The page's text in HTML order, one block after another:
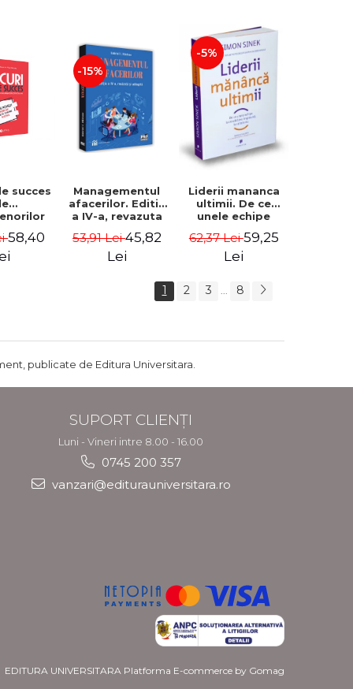
succes
sa-ti
58,40
-15%
Managementul
afacerilor. Editia
a IV-a, revazuta
Gabriel I. Nastase
53,91 Lei45,82
Lei
-5%
Liderii mananca
ultimii. De ce
unele echipe
impreuna, iar
altele nu. Editia a
62,37 Lei59,25
Lei
1 2 3 8
publicate de Editura Universitara.
SUPORT CLIENȚI
Luni - Vineri intre 8.00 - 16.00
0745 200 357
vanzari@editurauniversitara.ro
EDITURA UNIVERSITARA Platforma E-commerce by Gomag